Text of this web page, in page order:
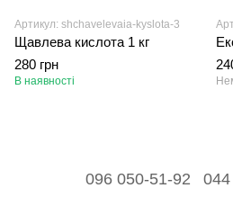
Артикул: shchavelevaia-kyslota-3
Щавлева кислота 1 кг
280 грн
В наявності
096 050-51-92